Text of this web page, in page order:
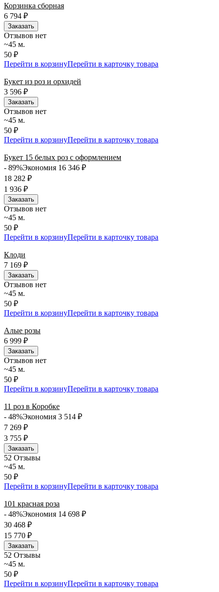
Корзинка сборная
6 794 ₽
Заказать
Отзывов нет
~45 м.
50 ₽
Перейти в корзинуПерейти в карточку товара
Букет из роз и орхидей
3 596 ₽
Заказать
Отзывов нет
~45 м.
50 ₽
Перейти в корзинуПерейти в карточку товара
Букет 15 белых роз с оформлением
- 89%Экономия 16 346 ₽
18 282 ₽
1 936 ₽
Заказать
Отзывов нет
~45 м.
50 ₽
Перейти в корзинуПерейти в карточку товара
Клоди
7 169 ₽
Заказать
Отзывов нет
~45 м.
50 ₽
Перейти в корзинуПерейти в карточку товара
Алые розы
6 999 ₽
Заказать
Отзывов нет
~45 м.
50 ₽
Перейти в корзинуПерейти в карточку товара
11 роз в Коробке
- 48%Экономия 3 514 ₽
7 269 ₽
3 755 ₽
Заказать
52 Отзывы
~45 м.
50 ₽
Перейти в корзинуПерейти в карточку товара
101 красная роза
- 48%Экономия 14 698 ₽
30 468 ₽
15 770 ₽
Заказать
52 Отзывы
~45 м.
50 ₽
Перейти в корзинуПерейти в карточку товара